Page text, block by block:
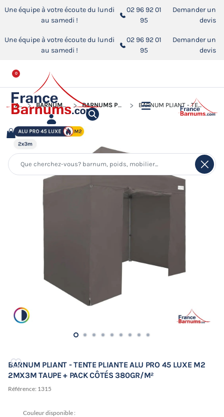
Une équipe à votre écoute du lundi
au samedi !
02 96 92 01
95
Demander un
devis
Une équipe à votre écoute du lundi
au samedi !
02 96 92 01
95
Demander un
devis
0
ACCUEIL BARNUMS PLIANTS ALUMINIUM PRO 45 LUXE M2 BARNUMS PLIANTS ALUMINIUM PRO 45 LUXE M2 DE 2M X 3M BARNUM PLIANT - TENTE PLIANTE ALU PRO 45 LUXE M2 2MX3M TAUPE + PACK CÔTÉS 380GR/M²
BARNUM PLIANT - TENTE PLIANTE ALU PRO 45 LUXE M2
2MX3M TAUPE + PACK CÔTÉS 380GR/M²
Référence: 1315
Couleur disponible :